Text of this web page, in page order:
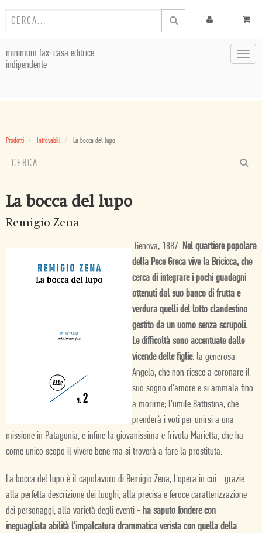
minimum fax: casa editrice
indipendente
Prodotti Introvabili La bocca del lupo
La bocca del lupo
Remigio Zena
Genova, 1887. Nel quartiere popolare
della Pece Greca vive la Bricicca, che
cerca di integrare i pochi guadagni
ottenuti dal suo banco di frutta e
verdura quelli del lotto clandestino
gestito da un uomo senza scrupoli.
Le difficoltà sono accentuate dalle
vicende delle figlie: la generosa
Angela, che non riesce a coronare il
suo sogno d'amore e si ammala fino
a morirne; l'umile Battistina, che
prenderà i voti per unirsi a una
missione in Patagonia; e infine la giovanissima e frivola Marietta, che ha
come unico scopo il vivere bene ma si troverà a fare la prostituta.
La bocca del lupo è il capolavoro di Remigio Zena, l'opera in cui - grazie
alla perfetta descrizione dei luoghi, alla precisa e feroce caratterizzazione
dei personaggi, alla varietà degli eventi - ha saputo fondere con
ineguagliata abilità l'impalcatura drammatica verista con quella della